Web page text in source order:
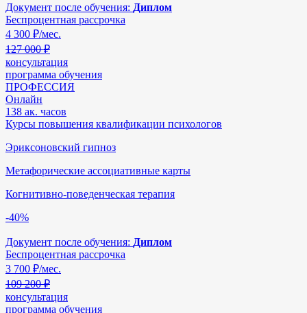
Документ после обучения: Диплом
Беспроцентная рассрочка
4 300 ₽/мес.
127 000 ₽
консультация
программа обучения
ПРОФЕССИЯ
Онлайн
138 ак. часов
Курсы повышения квалификации психологов
Эриксоновский гипноз
Метафорические ассоциативные карты
Когнитивно-поведенческая терапия
-40%
Документ после обучения: Диплом
Беспроцентная рассрочка
3 700 ₽/мес.
109 200 ₽
консультация
программа обучения